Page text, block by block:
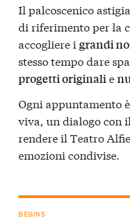
Il palcoscenico
di riferimento per la
accogliere i grandi
stesso tempo dare
progetti originalie
Ogni appuntamento
viva, un dialogo con
rendere il Teatro
emozioni condivise.
BEGINS